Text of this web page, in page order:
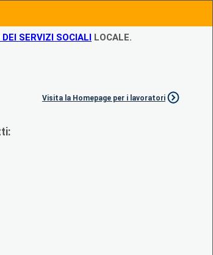
SERVIZI SOCIALI LOCALE.
Visita la Homepage per i lavoratori